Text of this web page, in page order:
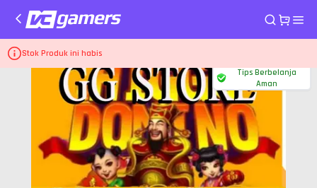
Stok Produk ini habis
Home Top Up Game Higgs Games Island
Tips Berbelanja
Aman